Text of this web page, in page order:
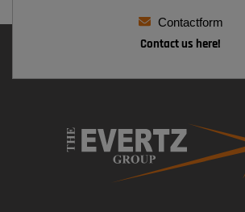
Contactform
Contact us here!